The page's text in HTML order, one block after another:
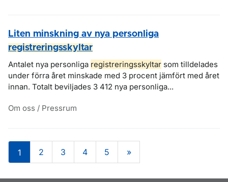
Liten minskning av nya personliga
registreringsskyltar
Antalet nya personliga registreringsskyltar som tilldelades
under förra året minskade med 3 procent jämfört med året
innan. Totalt beviljades 3 412 nya personliga...
Om oss / Pressrum
1 2 3 4 5 »